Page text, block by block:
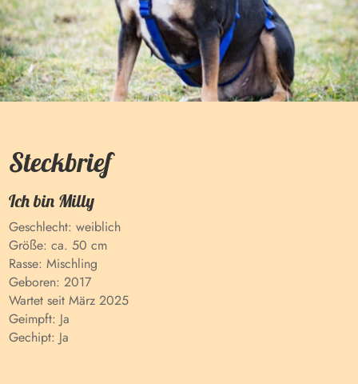
Steckbrief
Ich bin Milly
Geschlecht:weiblich
Größe:ca. 50 cm
Rasse:Mischling
Geboren:2017
Wartet seitMärz 2025
Geimpft: Ja
Gechipt: Ja